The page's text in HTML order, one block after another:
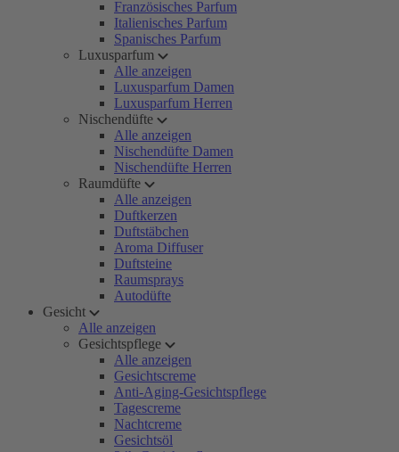
Französisches Parfum
Italienisches Parfum
Spanisches Parfum
Luxusparfum
Alle anzeigen
Luxusparfum Damen
Luxusparfum Herren
Nischendüfte
Alle anzeigen
Nischendüfte Damen
Nischendüfte Herren
Raumdüfte
Alle anzeigen
Duftkerzen
Duftstäbchen
Aroma Diffuser
Duftsteine
Raumsprays
Autodüfte
Gesicht
Alle anzeigen
Gesichtspflege
Alle anzeigen
Gesichtscreme
Anti-Aging-Gesichtspflege
Tagescreme
Nachtcreme
Gesichtsöl